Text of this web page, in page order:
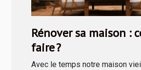
Rénover sa maison :
faire ?
Avec le temps notre maison